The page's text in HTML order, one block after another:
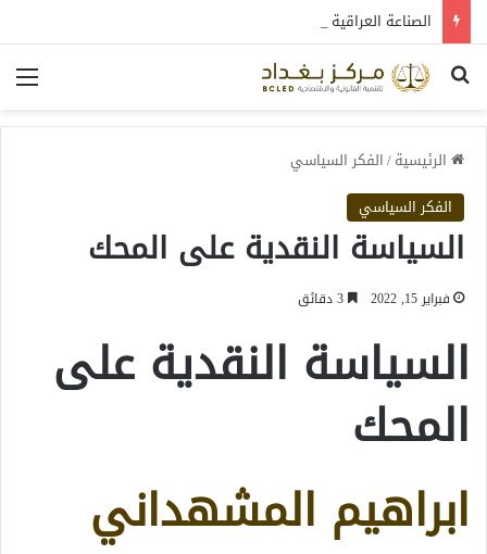
بحث عن
الرئيسية/الفكر السياسي
الفكر السياسي
السياسة النقدية على المحك
فبراير 15, 2022
السياسة النقدية على
المحك
ابراهيم المشهداني